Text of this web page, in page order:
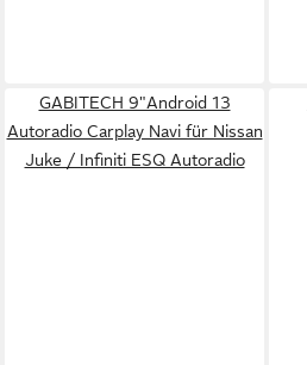
GABITECH 9"Android 13
Autoradio Carplay Navi für Nissan
Juke / Infiniti ESQ Autoradio